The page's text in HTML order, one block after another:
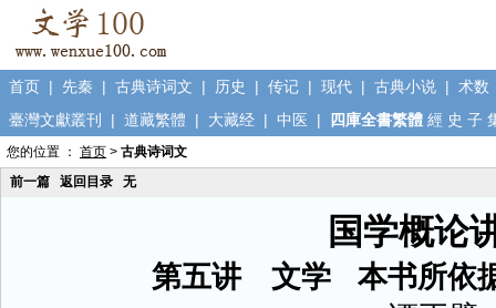
首页 | 先秦 | 古典诗词文 | 历史 | 传记 | 现代 | 古典小说 | 术数
臺灣文獻叢刊
| 道藏繁體 | 大藏经 | 中医 | 四庫全書繁體 經 史 子
您的位置 ： 首页 > 古典诗词文
前一篇
返回目录 无
国学概论
第五讲 文学 本书所依